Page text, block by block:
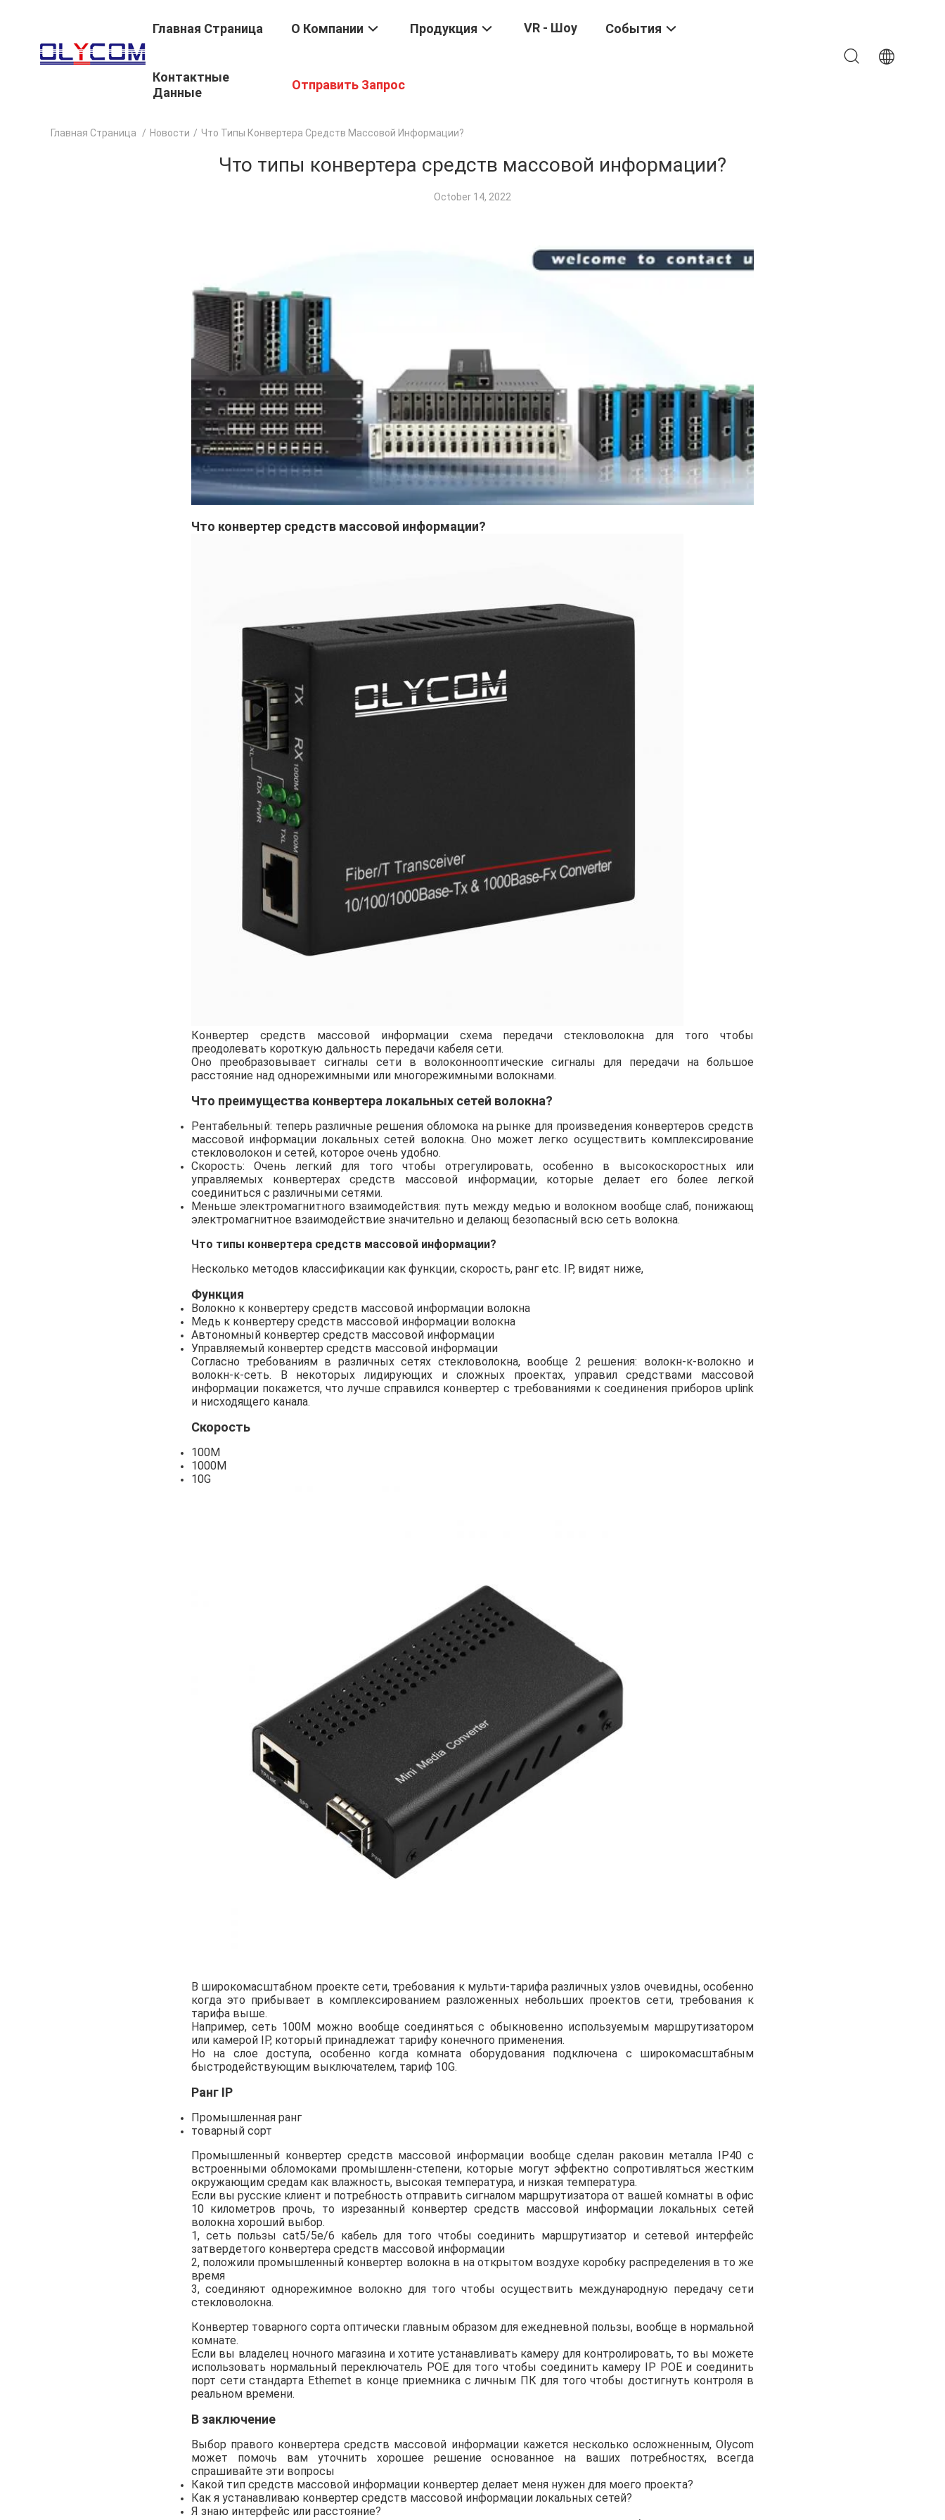
Главная Страница О Компании Продукция VR - Шоу События
Контактные
Данные
Отправить Запрос
Главная Страница / Новости / Что Типы Конвертера Средств Массовой Информации?
Что типы конвертера средств массовой информации?
October 14, 2022
Что конвертер средств массовой информации?
Конвертер средств массовой информации схема передачи стекловолокна для того чтобы
преодолевать короткую дальность передачи кабеля сети.
Оно преобразовывает сигналы сети в волоконнооптические сигналы для передачи на большое
расстояние над однорежимными или многорежимными волокнами.
Что преимущества конвертера локальных сетей волокна?
Рентабельный: теперь различные решения обломока на рынке для произведения конвертеров средств
массовой информации локальных сетей волокна. Оно может легко осуществить комплексирование
стекловолокон и сетей, которое очень удобно.
Скорость: Очень легкий для того чтобы отрегулировать, особенно в высокоскоростных или
управляемых конвертерах средств массовой информации, которые делает его более легкой
соединиться с различными сетями.
Меньше электромагнитного взаимодействия: путь между медью и волокном вообще слаб, понижающ
электромагнитное взаимодействие значительно и делающ безопасный всю сеть волокна.
Что типы конвертера средств массовой информации?
Несколько методов классификации как функции, скорость, ранг etc. IP, видят ниже,
Функция
Волокно к конвертеру средств массовой информации волокна
Медь к конвертеру средств массовой информации волокна
Автономный конвертер средств массовой информации
Управляемый конвертер средств массовой информации
Согласно требованиям в различных сетях стекловолокна, вообще 2 решения: волокн-к-волокно и
волокн-к-сеть. В некоторых лидирующих и сложных проектах, управил средствами массовой
информации покажется, что лучше справился конвертер с требованиями к соединения приборов uplink
и нисходящего канала.
Скорость
100M
1000M
10G
В широкомасштабном проекте сети, требования к мульти-тарифа различных узлов очевидны, особенно
когда это прибывает в комплексированием разложенных небольших проектов сети, требования к
тарифа выше.
Например, сеть 100M можно вообще соединяться с обыкновенно используемым маршрутизатором
или камерой IP, который принадлежат тарифу конечного применения.
Но на слое доступа, особенно когда комната оборудования подключена с широкомасштабным
быстродействующим выключателем, тариф 10G.
Ранг IP
Промышленная ранг
товарный сорт
Промышленный конвертер средств массовой информации вообще сделан раковин металла IP40 с
встроенными обломоками промышленн-степени, которые могут эффектно сопротивляться жестким
окружающим средам как влажность, высокая температура, и низкая температура.
Если вы русские клиент и потребность отправить сигналом маршрутизатора от вашей комнаты в офис
10 километров прочь, то изрезанный конвертер средств массовой информации локальных сетей
волокна хороший выбор.
1, сеть пользы cat5/5e/6 кабель для того чтобы соединить маршрутизатор и сетевой интерфейс
затвердетого конвертера средств массовой информации
2, положили промышленный конвертер волокна в на открытом воздухе коробку распределения в то же
время
3, соединяют однорежимное волокно для того чтобы осуществить международную передачу сети
стекловолокна.
Конвертер товарного сорта оптически главным образом для ежедневной пользы, вообще в нормальной
комнате.
Если вы владелец ночного магазина и хотите устанавливать камеру для контролировать, то вы можете
использовать нормальный переключатель POE для того чтобы соединить камеру IP POE и соединить
порт сети стандарта Ethernet в конце приемника с личным ПК для того чтобы достигнуть контроля в
реальном времени.
В заключение
Выбор правого конвертера средств массовой информации кажется несколько осложненным, Olycom
может помочь вам уточнить хорошее решение основанное на ваших потребностях, всегда
спрашивайте эти вопросы
Какой тип средств массовой информации конвертер делает меня нужен для моего проекта?
Как я устанавливаю конвертер средств массовой информации локальных сетей?
Я знаю интерфейс или расстояние?